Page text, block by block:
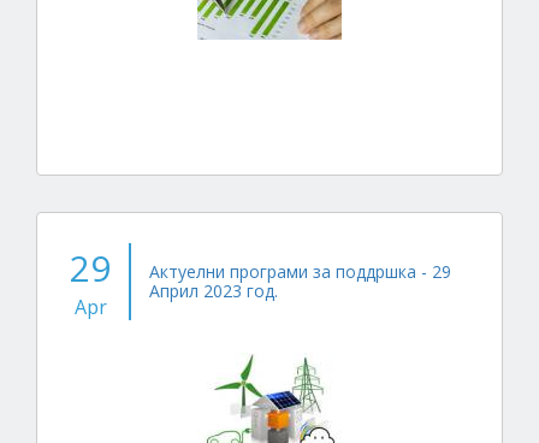
29
Apr
Актуелни програми за поддршка - 29
Април 2023 год.